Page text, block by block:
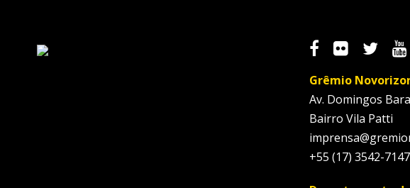
Grêmio
Av. Domingos
Bairro Vila Patti
+55 (17) 3542-7147